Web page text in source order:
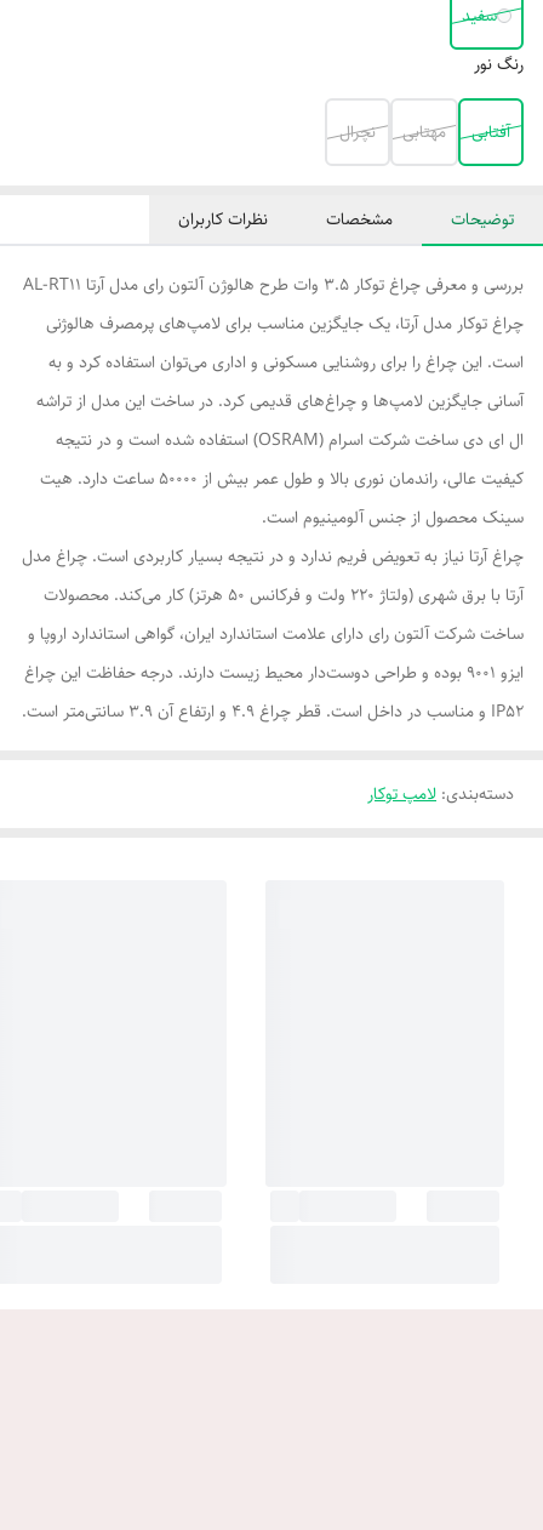
سفید
رنگ نور
آفتابی مهتابی نچرال
توضیحات مشخصات نظرات کاربران
بررسی و معرفی چراغ توکار 3.5 وات طرح هالوژن آلتون رای مدل آرتا AL-RT11
چراغ توکار مدل آرتا، یک جایگزین مناسب برای لامپ‌های پرمصرف هالوژنی
است. این چراغ را برای روشنایی مسکونی و اداری می‌توان استفاده کرد و به
آسانی جایگزین لامپ‌ها و چراغ‌های قدیمی کرد. در ساخت این مدل از تراشه
ال ای دی ساخت شرکت اسرام (OSRAM) استفاده شده است و در نتیجه
کیفیت عالی، راندمان نوری بالا و طول عمر بیش از 50000 ساعت دارد. هیت
سینک محصول از جنس آلومینیوم است.
چراغ آرتا نیاز به تعویض فریم ندارد و در نتیجه بسیار کاربردی است. چراغ مدل
آرتا با برق شهری (ولتاژ 220 ولت و فرکانس 50 هرتز) کار می‌کند. محصولات
ساخت شرکت آلتون رای دارای علامت استاندارد ایران، گواهی استاندارد اروپا و
ایزو 9001 بوده و طراحی دوست‌دار محیط زیست دارند. درجه حفاظت این چراغ
IP52 و مناسب در داخل است. قطر چراغ 4.9 و ارتفاع آن 3.9 سانتی‌متر است.
دسته‌بندی: لامپ توکار